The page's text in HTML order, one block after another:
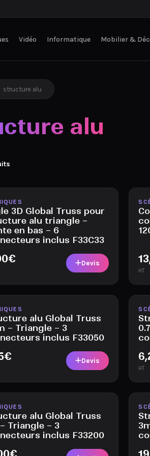
Vidéo Informatique Mobilier &
structure alu
alu
3D Global Truss pour
alu triangle –
en bas – 6
inclus F33C33
€ Devis
HT
alu Global Truss
– Triangle – 3
inclus F33050
€ Devis
HT
alu Global Truss
Triangle – 3
inclus F33200